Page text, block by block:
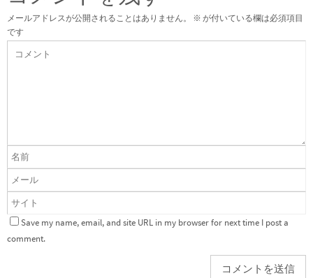
メールアドレスが公開されることはありません。 ※ が付いている欄は必須項目
です
Save my name, email, and site URL in my browser for next time I post a
comment.